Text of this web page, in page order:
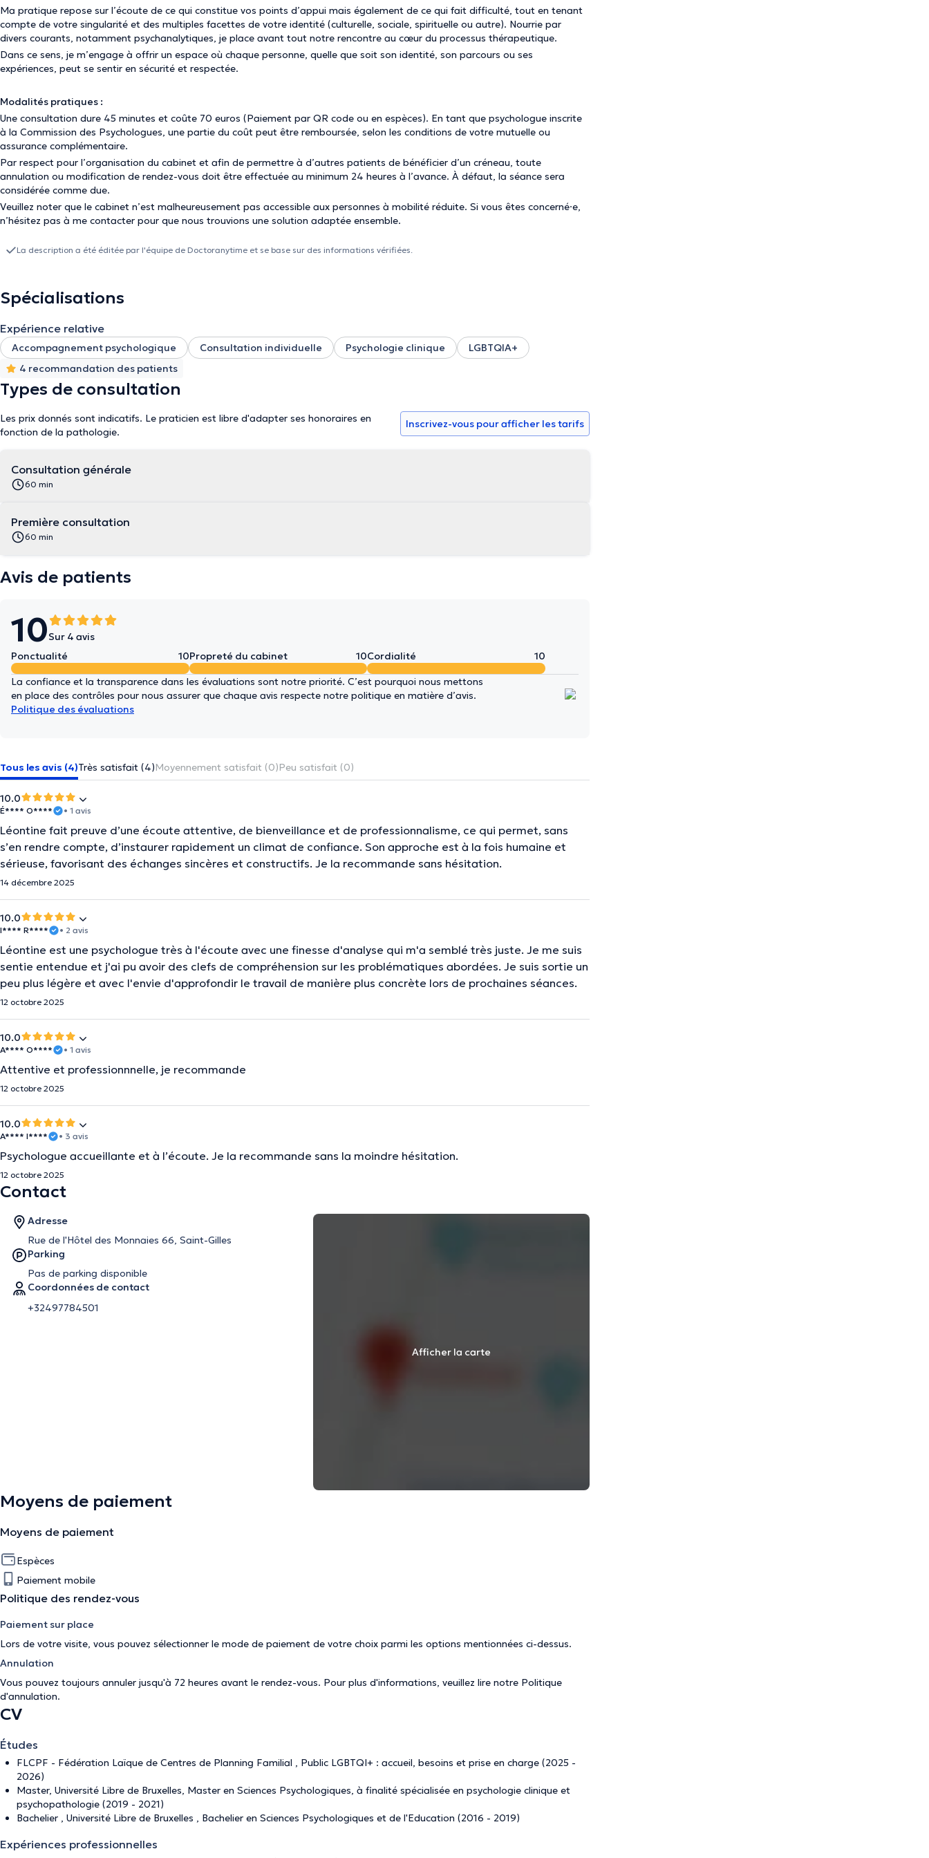
Ma pratique repose sur l’écoute de ce qui constitue vos points d’appui mais également de ce qui fait difficulté, tout en tenant
compte de votre singularité et des multiples facettes de votre identité (culturelle, sociale, spirituelle ou autre). Nourrie par
divers courants, notamment psychanalytiques, je place avant tout notre rencontre au cœur du processus thérapeutique.
Dans ce sens, je m’engage à offrir un espace où chaque personne, quelle que soit son identité, son parcours ou ses
expériences, peut se sentir en sécurité et respectée.
Modalités pratiques :
Une consultation dure 45 minutes et coûte 70 euros (Paiement par QR code ou en espèces). En tant que psychologue inscrite
à la Commission des Psychologues, une partie du coût peut être remboursée, selon les conditions de votre mutuelle ou
assurance complémentaire.
Par respect pour l’organisation du cabinet et afin de permettre à d’autres patients de bénéficier d’un créneau, toute
annulation ou modification de rendez-vous doit être effectuée au minimum 24 heures à l’avance. À défaut, la séance sera
considérée comme due.
Veuillez noter que le cabinet n’est malheureusement pas accessible aux personnes à mobilité réduite. Si vous êtes concerné·e,
n’hésitez pas à me contacter pour que nous trouvions une solution adaptée ensemble.
La description a été éditée par l'équipe de Doctoranytime et se base sur des informations vérifiées.
Spécialisations
Expérience relative
Accompagnement psychologique Consultation individuelle Psychologie clinique
LGBTQIA+
4 recommandation des patients
Types de consultation
Les prix donnés sont indicatifs. Le praticien est libre d'adapter ses honoraires en
fonction de la pathologie.
Inscrivez-vous pour afficher les tarifs
Consultation générale
60 min
Première consultation
60 min
Avis de patients
10Sur 4 avis
Ponctualité
10Propreté du cabinet 10Cordialité 10
La confiance et la transparence dans les évaluations sont notre priorité. C’est pourquoi nous mettons
en place des contrôles pour nous assurer que chaque avis respecte notre politique en matière d’avis.
Politique des évaluations
Tous les avis (4)Très satisfait (4)Moyennement satisfait (0)Peu satisfait (0)
10.0
É**** O**** • 1 avis
Léontine fait preuve d’une écoute attentive, de bienveillance et de professionnalisme, ce qui permet, sans
s’en rendre compte, d’instaurer rapidement un climat de confiance. Son approche est à la fois humaine et
sérieuse, favorisant des échanges sincères et constructifs. Je la recommande sans hésitation.
14 décembre 2025
10.0
I**** R**** • 2 avis
Léontine est une psychologue très à l'écoute avec une finesse d'analyse qui m'a semblé très juste. Je me suis
sentie entendue et j'ai pu avoir des clefs de compréhension sur les problématiques abordées. Je suis sortie un
peu plus légère et avec l'envie d'approfondir le travail de manière plus concrète lors de prochaines séances.
12 octobre 2025
10.0
A**** O**** • 1 avis
Attentive et professionnnelle, je recommande
12 octobre 2025
10.0
A**** I**** • 3 avis
Psychologue accueillante et à l’écoute. Je la recommande sans la moindre hésitation.
12 octobre 2025
Contact
Adresse
Rue de l'Hôtel des Monnaies 66, Saint-Gilles
Parking
Pas de parking disponible
Coordonnées de contact
+32497784501
Afficher la carte
Moyens de paiement
Moyens de paiement
Espèces
Paiement mobile
Politique des rendez-vous
Paiement sur place
Lors de votre visite, vous pouvez sélectionner le mode de paiement de votre choix parmi les options mentionnées ci-dessus.
Annulation
Vous pouvez toujours annuler jusqu'à 72 heures avant le rendez-vous. Pour plus d'informations, veuillez lire notre Politique
d'annulation.
CV
Études
FLCPF - Fédération Laïque de Centres de Planning Familial , Public LGBTQI+ : accueil, besoins et prise en charge (2025 -
2026)
Master, Université Libre de Bruxelles, Master en Sciences Psychologiques, à finalité spécialisée en psychologie clinique et
psychopathologie (2019 - 2021)
Bachelier , Université Libre de Bruxelles , Bachelier en Sciences Psychologiques et de l'Education (2016 - 2019)
Expériences professionnelles